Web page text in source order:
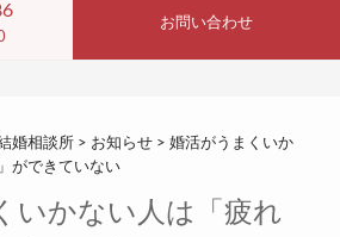
お問い合わせ
婚相談所 > お知らせ > 婚活がうまくいか
ができていない
いかない人は「疲れ